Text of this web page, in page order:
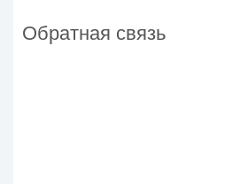
Обратная связь